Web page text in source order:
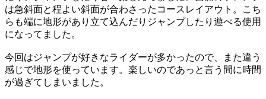
は急斜面と程よい斜面が合わさったコースレイアウト。こち
らも端に地形があり立て込んだりジャンプしたり遊べる使用
になってました。
今回はジャンプが好きなライダーが多かったので、また違う
感じで地形を使っています。楽しいのであっと言う間に時間
が過ぎてしまいました。